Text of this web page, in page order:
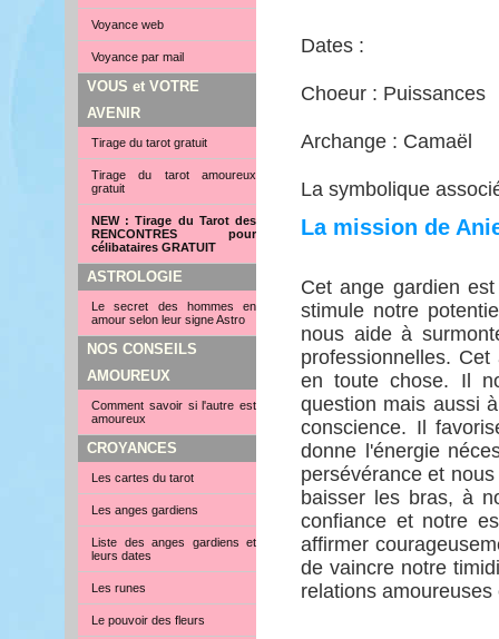
Voyance web
Voyance par mail
VOUS et VOTRE
AVENIR
Tirage du tarot gratuit
Tirage du tarot amoureux
gratuit
NEW : Tirage du Tarot des
RENCONTRES pour
célibataires GRATUIT
ASTROLOGIE
Le secret des hommes en
amour selon leur signe Astro
NOS CONSEILS
AMOUREUX
Comment savoir si l'autre est
amoureux
CROYANCES
Les cartes du tarot
Les anges gardiens
Liste des anges gardiens et
leurs dates
Les runes
Le pouvoir des fleurs
Dates :
Choeur : Puissances
Archange : Camaël
La symbolique
La mission de
Cet ange gardien
stimule notre
nous aide à
professionnelles.
en toute chose. Il
question mais aussi
conscience. Il
donne l'énergie
persévérance et
baisser les bras, à
confiance et notre
affirmer
de vaincre notre
relations